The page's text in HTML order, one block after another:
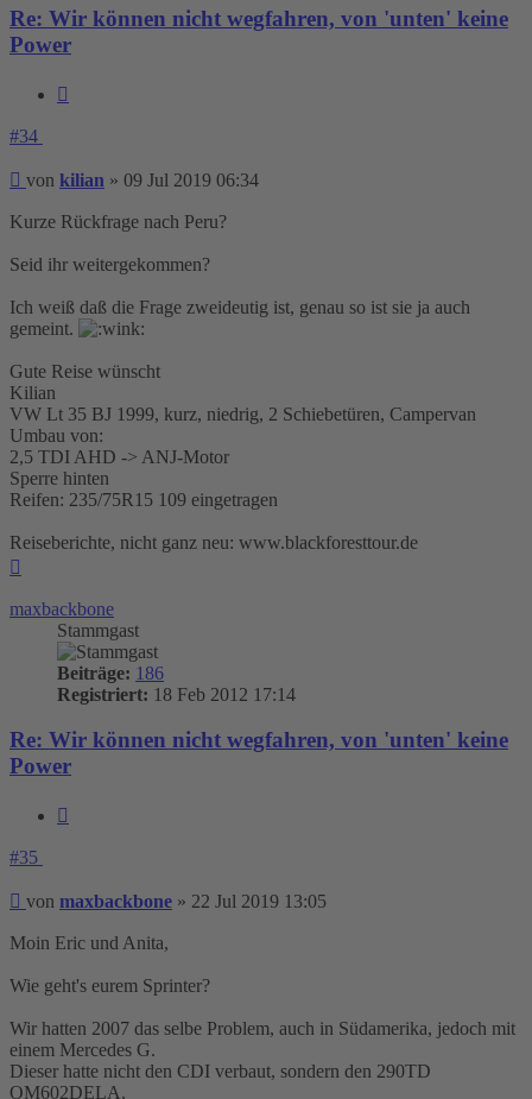
Re: Wir können nicht wegfahren, von 'unten' keine
Power
#34
Beitrag
von kilian » 09 Jul 2019 06:34
Kurze Rückfrage nach Peru?
Seid ihr weitergekommen?
Ich weiß daß die Frage zweideutig ist, genau so ist sie ja auch
gemeint.
Gute Reise wünscht
Kilian
VW Lt 35 BJ 1999, kurz, niedrig, 2 Schiebetüren, Campervan
Umbau von:
2,5 TDI AHD -> ANJ-Motor
Sperre hinten
Reifen: 235/75R15 109 eingetragen
Reiseberichte, nicht ganz neu: www.blackforesttour.de
maxbackbone
Stammgast
Beiträge: 186
Registriert: 18 Feb 2012 17:14
Re: Wir können nicht wegfahren, von 'unten' keine
Power
#35
Beitrag
von maxbackbone » 22 Jul 2019 13:05
Moin Eric und Anita,
Wie geht's eurem Sprinter?
Wir hatten 2007 das selbe Problem, auch in Südamerika, jedoch mit
einem Mercedes G.
Dieser hatte nicht den CDI verbaut, sondern den 290TD
OM602DELA.